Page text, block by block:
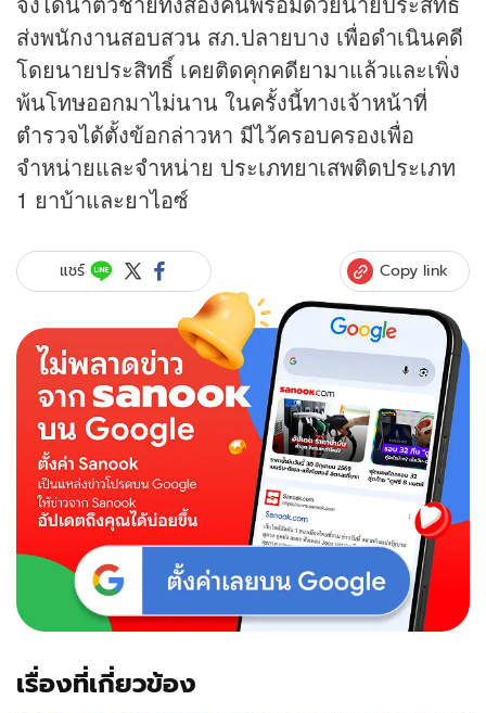
ส่งพนักงานสอบสวน สภ.ปลายบาง เพื่อดำเนินคดี
โดยนายประสิทธิ์ เคยติดคุกคดียามาแล้วและเพิ่ง
พ้นโทษออกมาไม่นาน ในครั้งนี้ทางเจ้าหน้าที่
ตำรวจได้ตั้งข้อกล่าวหา มีไว้ครอบครองเพื่อ
จำหน่ายและจำหน่าย ประเภทยาเสพติดประเภท
1 ยาบ้าและยาไอซ์
แชร์ Copy link
เรื่องที่เกี่ยวข้อง